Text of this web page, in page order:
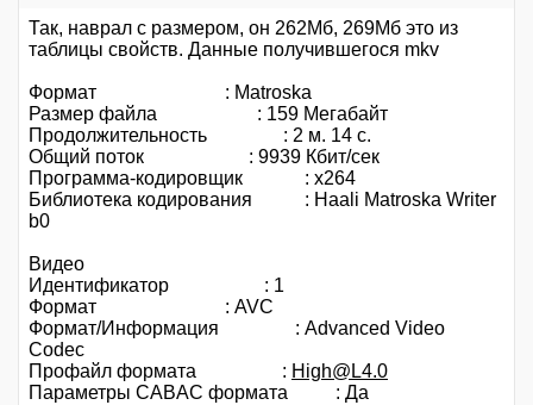
Так, наврал с размером, он 262Мб, 269Мб это из
таблицы свойств. Данные получившегося mkv
Формат : Matroska
Размер файла : 159 Мегабайт
Продолжительность : 2 м. 14 с.
Общий поток : 9939 Кбит/сек
Программа-кодировщик : x264
Библиотека кодирования : Haali Matroska Writer
b0
Видео
Идентификатор : 1
Формат : AVC
Формат/Информация : Advanced Video
Codec
Профайл формата : High@L4.0
Параметры CABAC формата : Да